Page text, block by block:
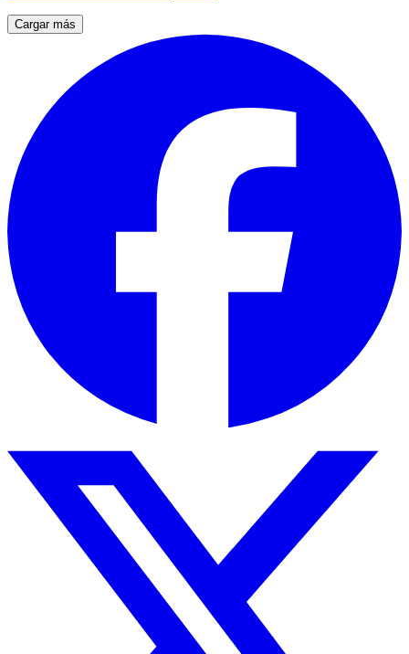
Cargar más